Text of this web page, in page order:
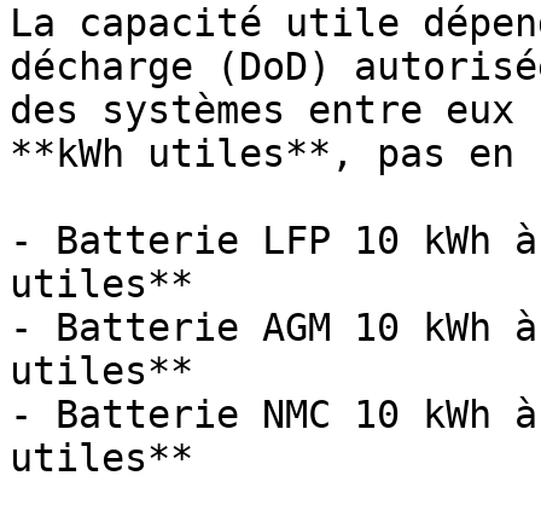
La capacité utile
décharge (DoD)
des systèmes entre
**kWh utiles**, pas en
- Batterie LFP 10 kWh à
utiles**
- Batterie AGM 10 kWh
utiles**
- Batterie NMC 10 kWh
utiles**